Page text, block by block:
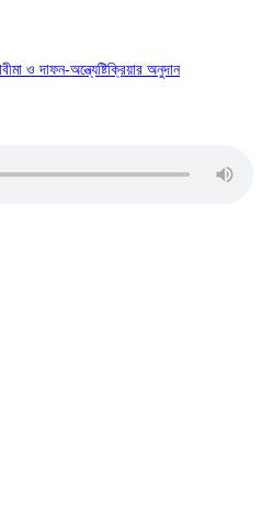
ও দাফন-অন্ত্যেষ্টিক্রিয়ার অনুদান